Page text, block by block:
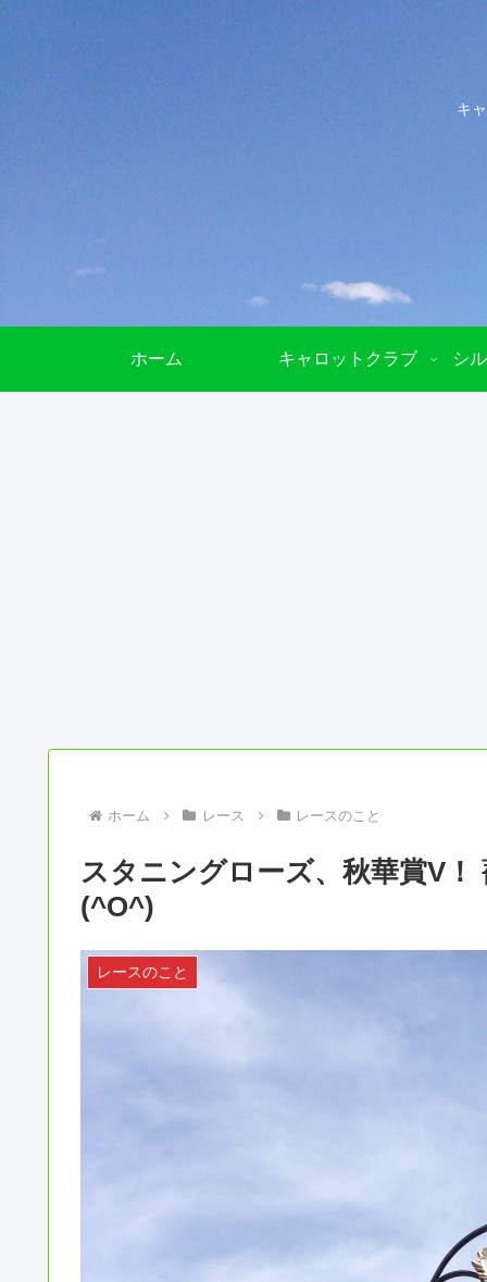
キ
ホーム キャロットクラブ シ
ホーム レース レースのこと
スタニングローズ、秋華賞V
(^O^)
レースのこと